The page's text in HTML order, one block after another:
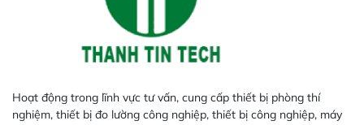
Hoạt động trong lĩnh vực tư vấn, cung cấp thiết bị phòng thí
nghiệm, thiết bị đo lường công nghiệp, thiết bị công nghiệp, máy